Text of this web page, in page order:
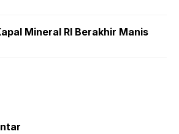
Mineral RI Berakhir Manis